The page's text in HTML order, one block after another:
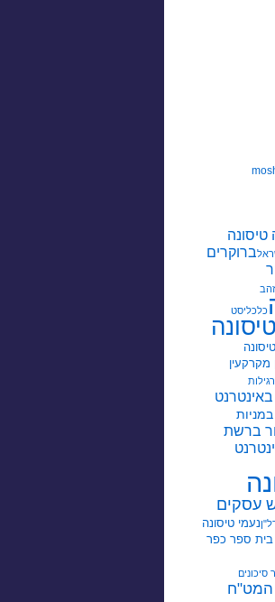
ברוקרים
זהב
כלכליסט
מקרקעין
ברשת
עסקים
נעמי טיסונה
בית ספר כפר
סיכונים
המט"ח